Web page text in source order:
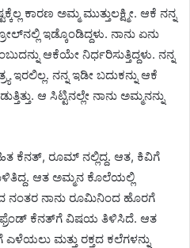
ಕಾರಣ ಅಮ್ಮ ಮುತ್ತುಲಕ್ಷ್ಮೀ. ಆಕೆ ನನ್ನ
ಇಡ್ಕೊಂಡಿದ್ದಳು. ನಾನು ಏನು
ಆಕೆಯೇ ನಿರ್ಧರಿಸುತ್ತಿದ್ದಳು. ನನ್ನ
ಇರಲಿಲ್ಲ. ನನ್ನ ಇಡೀ ಬದುಕನ್ನು ಆಕೆ
ಆ ಸಿಟ್ಟಿನಲ್ಲೇ ನಾನು ಅಮ್ಮನನ್ನು
ಕೆನತ್, ರೂಮ್ ನಲ್ಲಿದ್ದ. ಆತ, ಕಿವಿಗೆ
ಆತ ಅಮ್ಮನ ಕೊಲೆಯಲ್ಲಿ
ನಂತರ ನಾನು ರೂಮಿನಿಂದ ಹೊರಗೆ
ಕೆನತ್‌ಗೆ ವಿಷಯ ತಿಳಿಸಿದೆ. ಆತ
ಮತ್ತು ರಕ್ತದ ಕಲೆಗಳನ್ನು